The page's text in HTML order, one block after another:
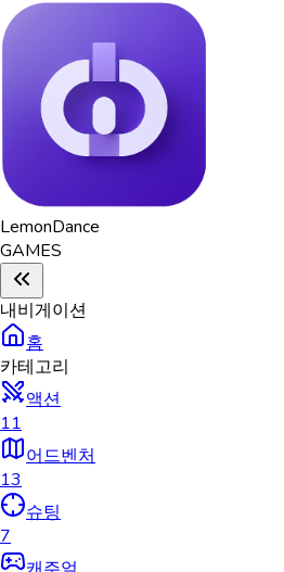
LemonDance
GAMES
내비게이션
홈
카테고리
액션
11
어드벤처
13
슈팅
7